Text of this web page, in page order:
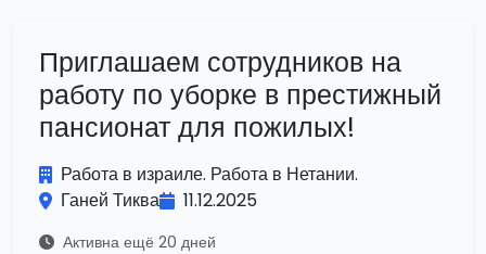
Приглашаем сотрудников на
работу по уборке в престижный
пансионат для пожилых!
Работа в израиле. Работа в Нетании.
Ганей Тиква
11.12.2025
Активна ещё 20 дней